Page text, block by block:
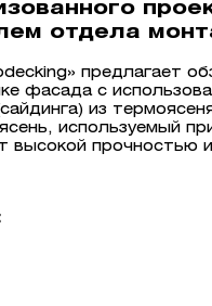
отдела
предлагает
фасада с
из
используемый
высокой прочностью и